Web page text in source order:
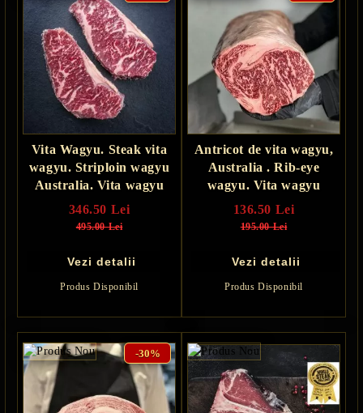
Vita Wagyu. Steak vita
wagyu. Striploin wagyu
Australia. Vita wagyu
346.50 Lei
495.00 Lei
Vezi detalii
Produs Disponibil
Antricot de vita wagyu,
Australia . Rib-eye
wagyu. Vita wagyu
136.50 Lei
195.00 Lei
Vezi detalii
Produs Disponibil
-30%